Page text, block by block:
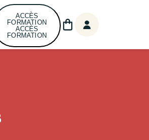
ACCÈS
FORMATION
ACCÈS
FORMATION